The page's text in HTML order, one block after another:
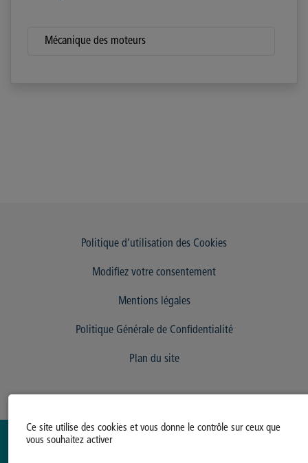
Ce site utilise des cookies et vous donne le contrôle sur ceux que
vous souhaitez activer
Mécanique des moteurs
Politique d’utilisation des Cookies
Modifiez votre consentement
Mentions légales
Politique Générale de Confidentialité
Plan du site